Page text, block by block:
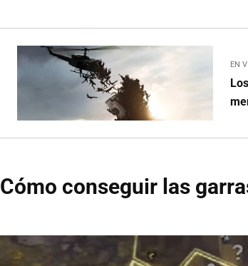
EN
Cómo conseguir las